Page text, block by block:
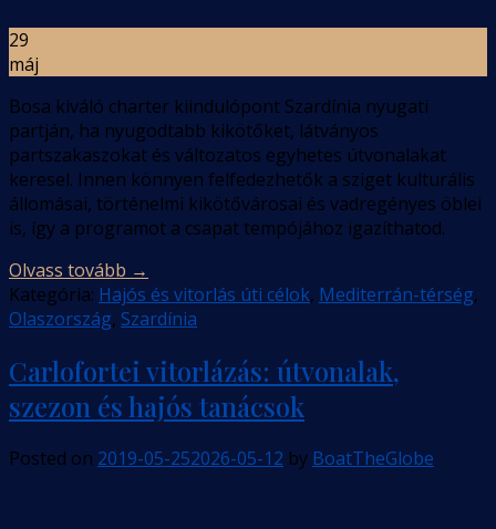
29
máj
Bosa kiváló charter kiindulópont Szardínia nyugati
partján, ha nyugodtabb kikötőket, látványos
partszakaszokat és változatos egyhetes útvonalakat
keresel. Innen könnyen felfedezhetők a sziget kulturális
állomásai, történelmi kikötővárosai és vadregényes öblei
is, így a programot a csapat tempójához igazíthatod.
Olvass tovább →
Kategória: Hajós és vitorlás úti célok, Mediterrán-térség,
Olaszország, Szardínia
Carlofortei vitorlázás: útvonalak,
szezon és hajós tanácsok
Posted on 2019-05-252026-05-12 by BoatTheGlobe